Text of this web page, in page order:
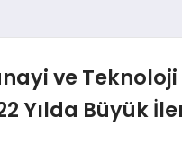
ve Teknoloji
Yılda Büyük